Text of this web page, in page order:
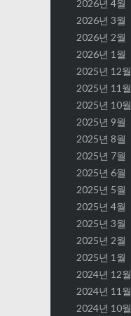
2026년 4월
2026년 3월
2026년 2월
2026년 1월
2025년 12월
2025년 11월
2025년 10월
2025년 9월
2025년 8월
2025년 7월
2025년 6월
2025년 5월
2025년 4월
2025년 3월
2025년 2월
2025년 1월
2024년 12월
2024년 11월
2024년 10월